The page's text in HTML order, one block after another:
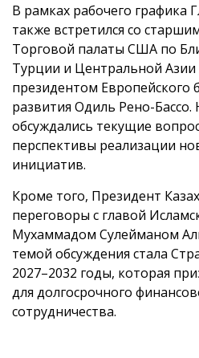
В рамках рабочего графика
также встретился со
Торговой палаты США по
Турции и Центральной
президентом Европейского
развития Одиль Рено-Бассо.
обсуждались текущие
перспективы реализации
инициатив.
Кроме того, Президент
переговоры с главой
Мухаммадом Сулейманом
темой обсуждения стала
2027–2032 годы, которая
для долгосрочного
сотрудничества.